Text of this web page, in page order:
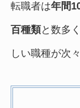
転職者は年間
百種類と数多
しい職種が次